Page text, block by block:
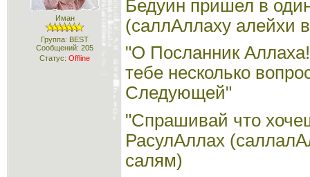
Иман
Группа: BEST
Сообщений: 205
Статус: Offline
Бедуин пришел в
(саллАллаху алейхи
"О Посланник
тебе несколько
Следующей"
"Спрашивай что
РасулАллах
салям)